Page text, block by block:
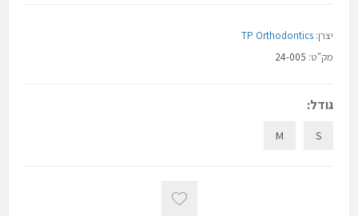
יצרן: TP Orthodontics
מק"ט: 24-005
גודל:
S
M